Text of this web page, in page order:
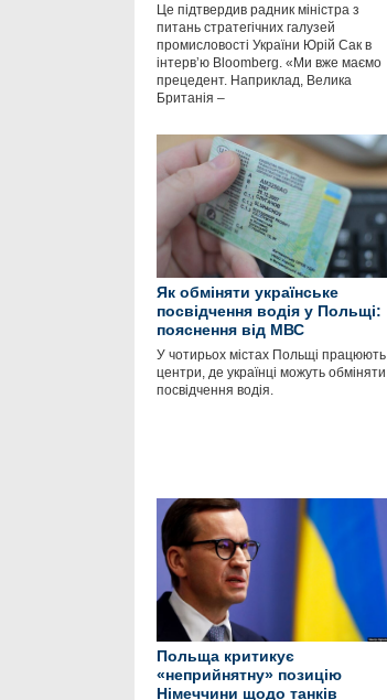
Це підтвердив радник міністра з
питань стратегічних галузей
промисловості України Юрій Сак в
інтервʼю Bloomberg. «Ми вже маємо
прецедент. Наприклад, Велика
Британія –
Як обміняти українське
посвідчення водія у Польщі:
пояснення від МВС
У чотирьох містах Польщі працюють
центри, де українці можуть обміняти
посвідчення водія.
Польща критикує
«неприйнятну» позицію
Німеччини щодо танків